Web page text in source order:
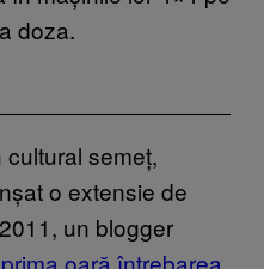
doza.
semeț,
o extensie de
un blogger
oară întrebarea